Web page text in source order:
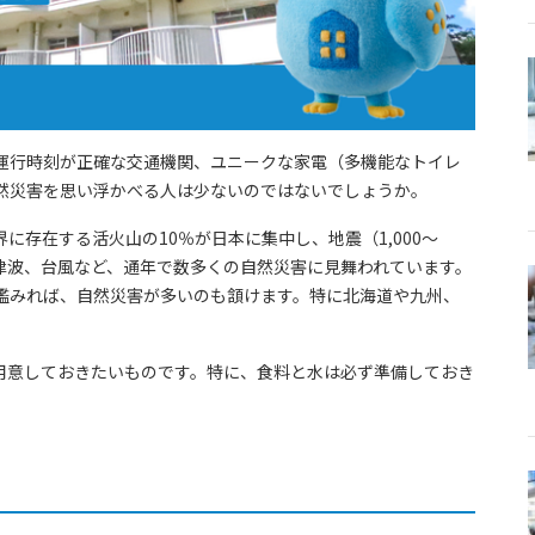
時刻が正確な交通機関、ユニークな家電（多機能なトイレ
害を思い浮かべる人は少ないのではないでしょうか。
存在する活火山の10％が日本に集中し、地震（1,000～
、台風など、通年で数多くの自然災害に見舞われています。
れば、自然災害が多いのも頷けます。特に北海道や九州、
しておきたいものです。特に、食料と水は必ず準備しておき